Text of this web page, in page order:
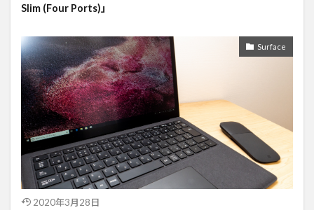
Slim (Four Ports)」
Surface
2020年3月28日